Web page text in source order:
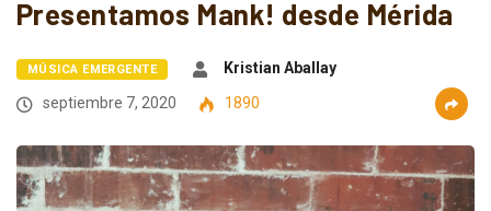
Presentamos Mank! desde Mérida
MÚSICA EMERGENTE
Kristian Aballay
septiembre 7, 2020
1890